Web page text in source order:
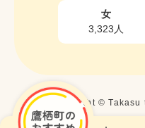
女
3,323人
Copyright ©